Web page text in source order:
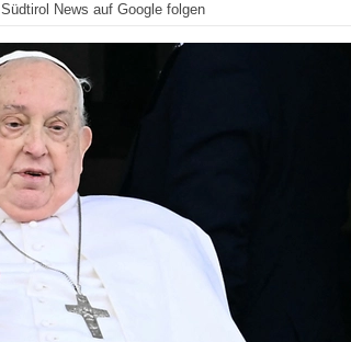
Südtirol News auf Google folgen